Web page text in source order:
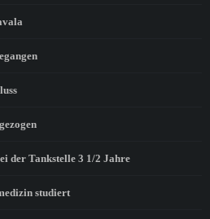
der Tankstelle 3 1/2 Jahre
studiert